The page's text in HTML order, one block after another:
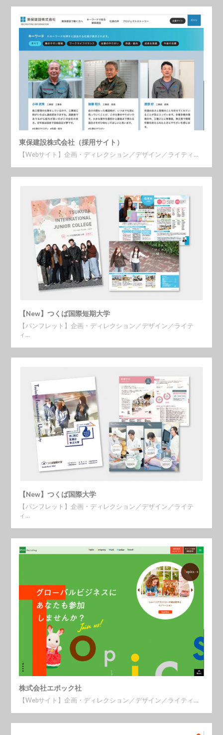
東保建設株式会社（採用サイト）
【Webサイト】企画・ディレクション／デザイン／ライティ…
【New】つくば国際短期大学
【パンフレット】企画・ディレクション／デザイン／ライテ
ィ…
【New】つくば国際大学
【パンフレット】企画・ディレクション／デザイン／ライテ
ィ…
株式会社エポック社
【Webサイト】企画・ディレクション／デザイン／ライティ…